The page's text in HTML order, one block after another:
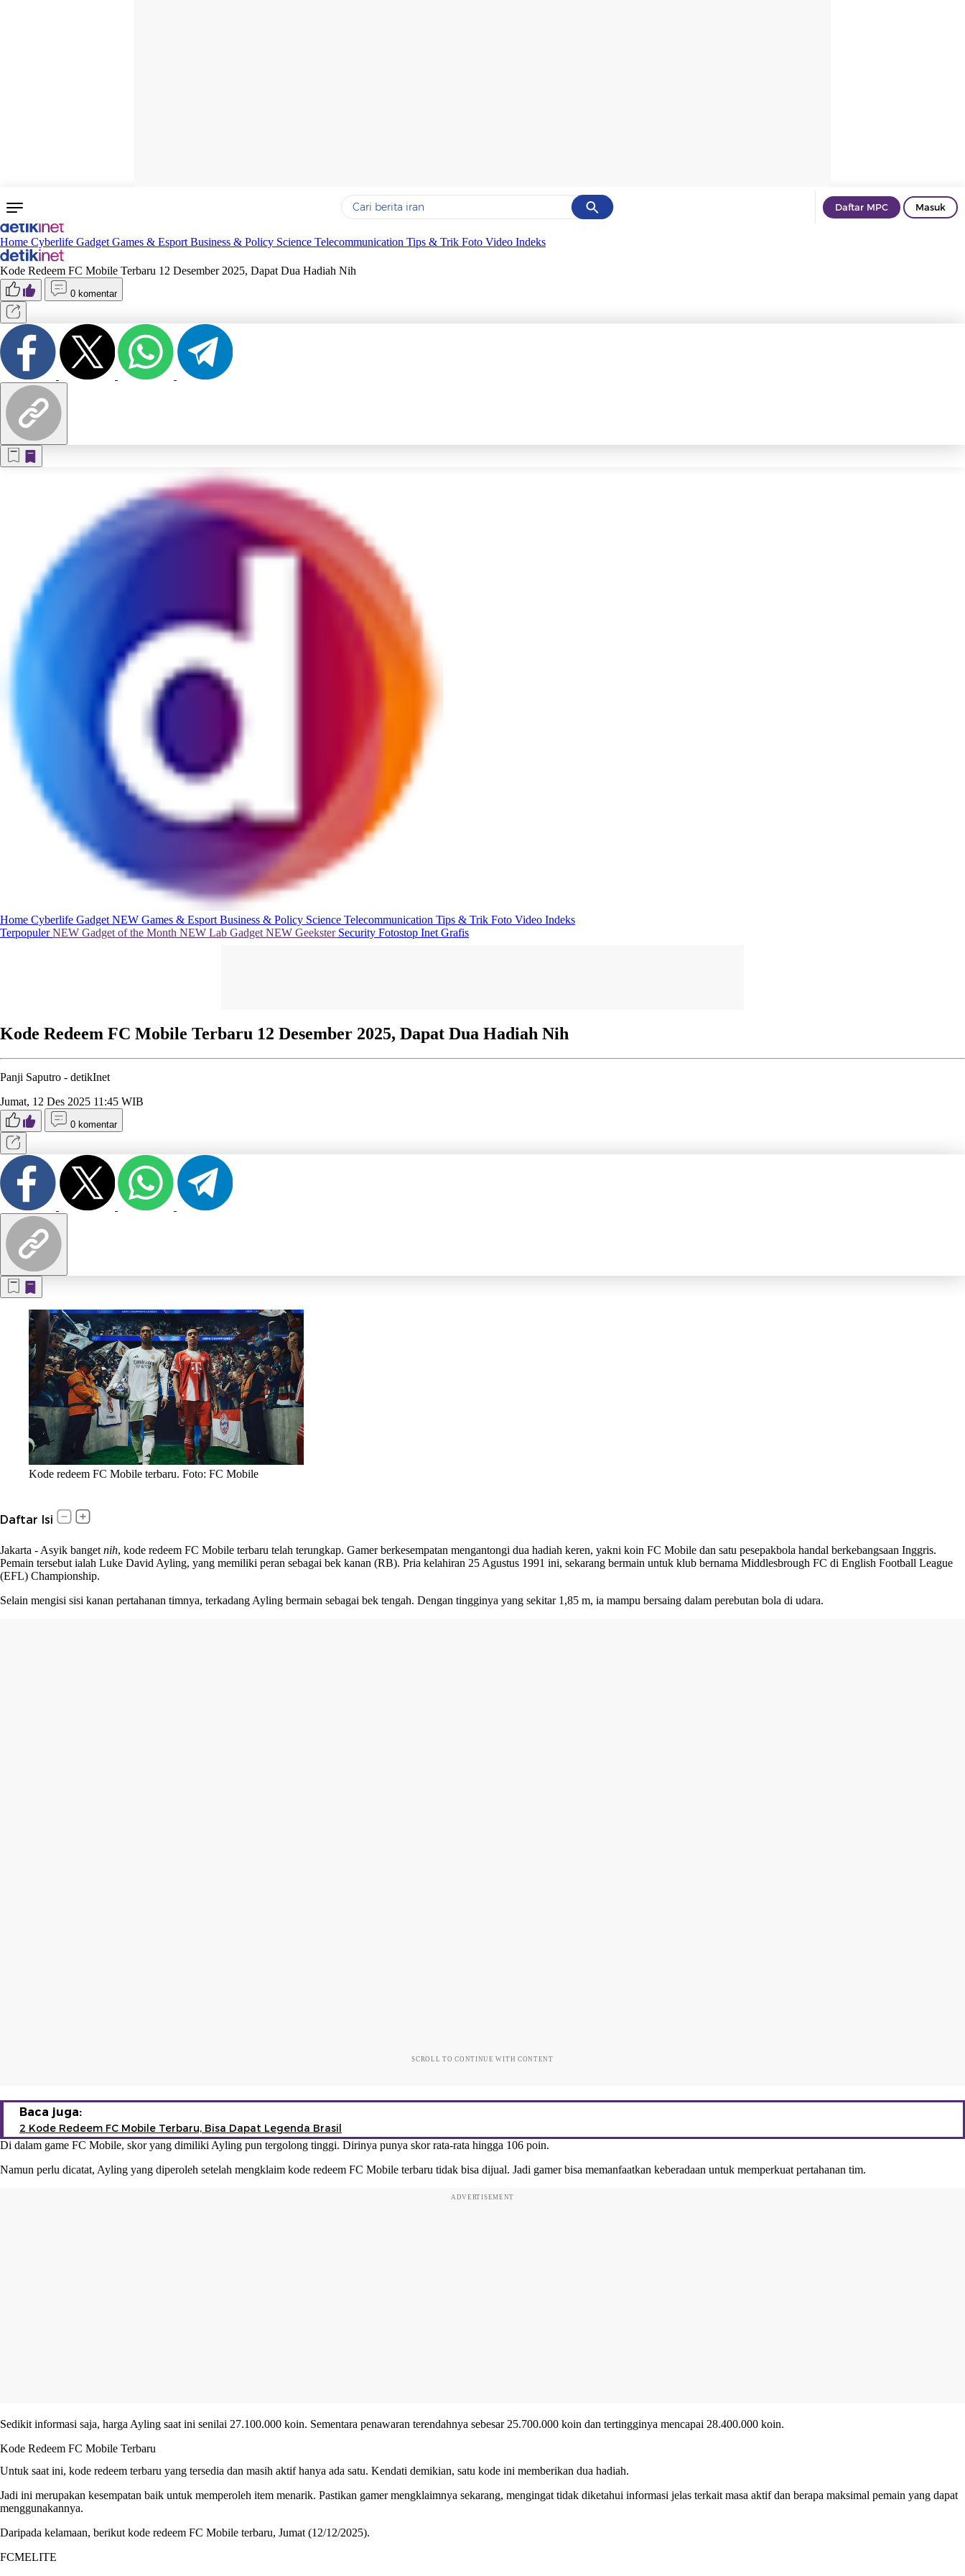
Cancel
Yang sedang ramai dicari
#1
Terakhir yang dicari
Daftar MPC Masuk
Home Cyberlife Gadget Games & Esport Business & Policy Science Telecommunication Tips & Trik Foto Video Indeks
Kode Redeem FC Mobile Terbaru 12 Desember 2025, Dapat Dua Hadiah Nih
0 komentar
Home Cyberlife Gadget NEW Games & Esport Business & Policy Science Telecommunication Tips & Trik Foto Video Indeks
TerpopulerNEW Gadget of the Month NEW Lab Gadget NEW Geekster Security Fotostop Inet Grafis
Kode Redeem FC Mobile Terbaru 12 Desember 2025, Dapat Dua Hadiah Nih
Panji Saputro - detikInet
Jumat, 12 Des 2025 11:45 WIB
0 komentar
Kode redeem FC Mobile terbaru. Foto: FC Mobile
Daftar Isi
Jakarta - Asyik banget nih, kode redeem FC Mobile terbaru telah terungkap. Gamer berkesempatan mengantongi dua hadiah keren, yakni koin FC Mobile dan satu pesepakbola handal berkebangsaan Inggris.
Pemain tersebut ialah Luke David Ayling, yang memiliki peran sebagai bek kanan (RB). Pria kelahiran 25 Agustus 1991 ini, sekarang bermain untuk klub bernama Middlesbrough FC di English Football League
(EFL) Championship.
Selain mengisi sisi kanan pertahanan timnya, terkadang Ayling bermain sebagai bek tengah. Dengan tingginya yang sekitar 1,85 m, ia mampu bersaing dalam perebutan bola di udara.
SCROLL TO CONTINUE WITH CONTENT
Baca juga:
2 Kode Redeem FC Mobile Terbaru, Bisa Dapat Legenda Brasil
Di dalam game FC Mobile, skor yang dimiliki Ayling pun tergolong tinggi. Dirinya punya skor rata-rata hingga 106 poin.
Namun perlu dicatat, Ayling yang diperoleh setelah mengklaim kode redeem FC Mobile terbaru tidak bisa dijual. Jadi gamer bisa memanfaatkan keberadaan untuk memperkuat pertahanan tim.
ADVERTISEMENT
Sedikit informasi saja, harga Ayling saat ini senilai 27.100.000 koin. Sementara penawaran terendahnya sebesar 25.700.000 koin dan tertingginya mencapai 28.400.000 koin.
Kode Redeem FC Mobile Terbaru
Untuk saat ini, kode redeem terbaru yang tersedia dan masih aktif hanya ada satu. Kendati demikian, satu kode ini memberikan dua hadiah.
Jadi ini merupakan kesempatan baik untuk memperoleh item menarik. Pastikan gamer mengklaimnya sekarang, mengingat tidak diketahui informasi jelas terkait masa aktif dan berapa maksimal pemain yang dapat
menggunakannya.
Daripada kelamaan, berikut kode redeem FC Mobile terbaru, Jumat (12/12/2025).
FCMELITE